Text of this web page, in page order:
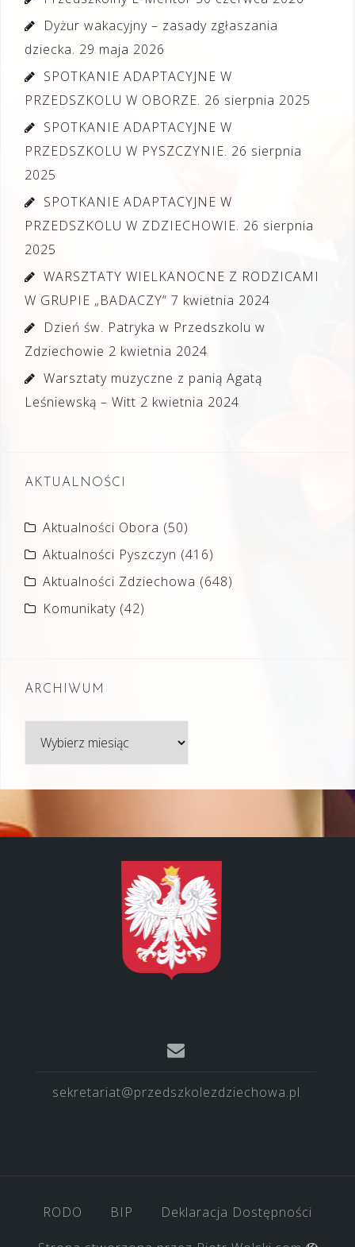
Dyżur wakacyjny – zasady zgłaszania
dziecka. 29 maja 2026
SPOTKANIE ADAPTACYJNE W
PRZEDSZKOLU W OBORZE. 26 sierpnia 2025
SPOTKANIE ADAPTACYJNE W
PRZEDSZKOLU W PYSZCZYNIE. 26 sierpnia
2025
SPOTKANIE ADAPTACYJNE W
PRZEDSZKOLU W ZDZIECHOWIE. 26 sierpnia
2025
WARSZTATY WIELKANOCNE Z RODZICAMI
W GRUPIE „BADACZY” 7 kwietnia 2024
Dzień św. Patryka w Przedszkolu w
Zdziechowie 2 kwietnia 2024
Warsztaty muzyczne z panią Agatą
Leśniewską – Witt 2 kwietnia 2024
AKTUALNOŚCI
Aktualności Obora (50)
Aktualności Pyszczyn (416)
Aktualności Zdziechowa (648)
Komunikaty (42)
ARCHIWUM
sekretariat@przedszkolezdziechowa.pl
RODO BIP Deklaracja Dostępności